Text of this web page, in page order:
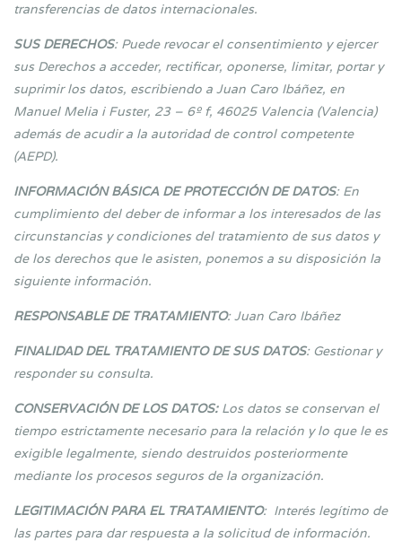
transferencias de datos internacionales.
SUS DERECHOS: Puede revocar el consentimiento y ejercer
sus Derechos a acceder, rectificar, oponerse, limitar, portar y
suprimir los datos, escribiendo a Juan Caro Ibáñez, en
Manuel Melia i Fuster, 23 – 6º f, 46025 Valencia (Valencia)
además de acudir a la autoridad de control competente
(AEPD).
INFORMACIÓN BÁSICA DE PROTECCIÓN DE DATOS: En
cumplimiento del deber de informar a los interesados de las
circunstancias y condiciones del tratamiento de sus datos y
de los derechos que le asisten, ponemos a su disposición la
siguiente información.
RESPONSABLE DE TRATAMIENTO: Juan Caro Ibáñez
FINALIDAD DEL TRATAMIENTO DE SUS DATOS: Gestionar y
responder su consulta.
CONSERVACIÓN DE LOS DATOS: Los datos se conservan el
tiempo estrictamente necesario para la relación y lo que le es
exigible legalmente, siendo destruidos posteriormente
mediante los procesos seguros de la organización.
LEGITIMACIÓN PARA EL TRATAMIENTO: Interés legítimo de
las partes para dar respuesta a la solicitud de información.